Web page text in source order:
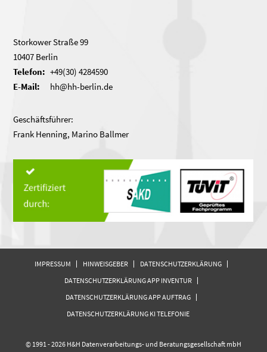
Storkower Straße 99
10407 Berlin
Telefon: +49(30) 4284590
E-Mail:
hh@hh-berlin.de
Geschäftsführer:
Frank Henning, Marino Ballmer
IMPRESSUM HINWEISGEBER
DATENSCHUTZERKLÄRUNG
DATENSCHUTZERKLÄRUNG APP INVENTUR
DATENSCHUTZERKLÄRUNG APP AUFTRAG
DATENSCHUTZERKLÄRUNG KI TELEFONIE
© 1991 - 2026 H&H Datenverarbeitungs- und Beratungsgesellschaft mbH